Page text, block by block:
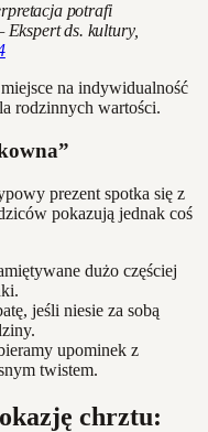
potrafi
ds. kultury,
na indywidualność
rodzinnych wartości.
prezent spotka się z
pokazują jednak coś
dużo częściej
jeśli niesie za sobą
upominek z
twistem.
chrztu: